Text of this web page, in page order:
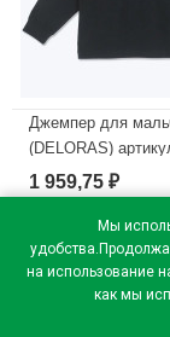
Мы
на использование
как мы
Джемпер для
(DELORAS)
размер 34/134-44/
черный
В наличии
1 959,75 ₽